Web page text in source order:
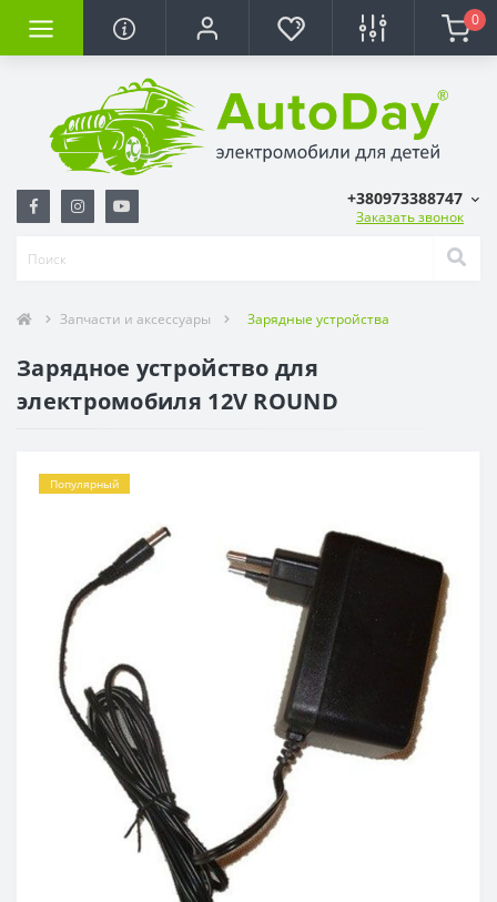
0
+380973388747
Заказать звонок
Запчасти и аксессуары Зарядные устройства
Зарядное устройство для
электромобиля 12V ROUND
Популярный